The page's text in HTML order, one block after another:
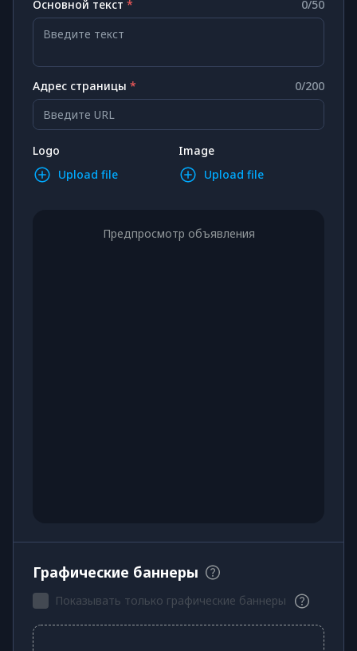
Основной текст * 0/50
Введите текст
Адрес страницы * 0/200
Введите URL
Logo
Upload file
Image
Upload file
Предпросмотр объявления
Графические баннеры
Показывать только графические баннеры